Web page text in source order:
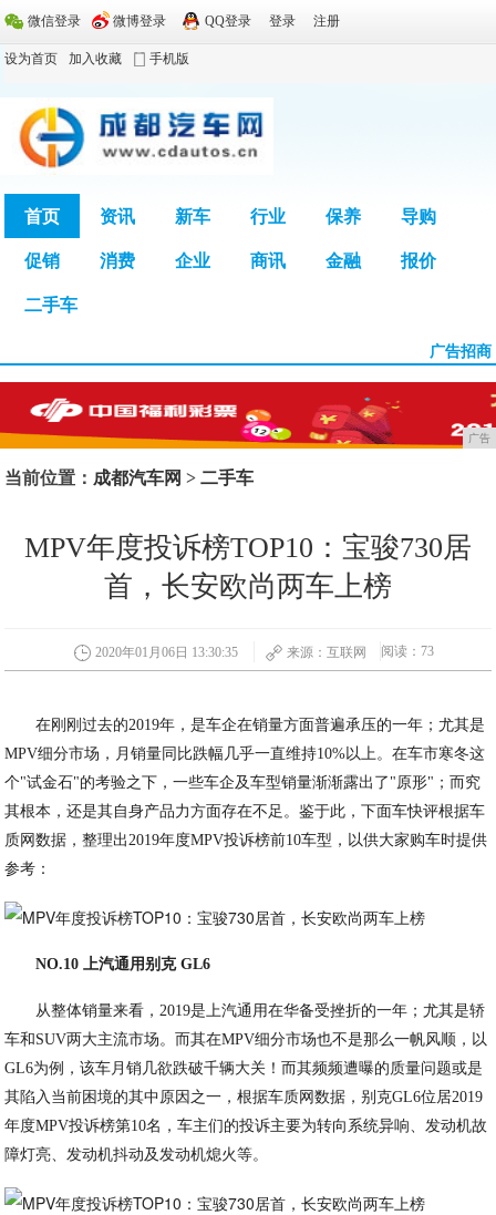
微信登录 微博登录 QQ登录 登录 注册
设为首页 加入收藏 手机版
首页 资讯 新车 行业 保养 导购
促销 消费 企业 商讯 金融 报价
二手车
广告招商
广告
当前位置： 成都汽车网 >二手车
MPV年度投诉榜TOP10：宝骏730居
首，长安欧尚两车上榜
2020年01月06日 13:30:35 来源：互联网 阅读：73
在刚刚过去的2019年，是车企在销量方面普遍承压的一年；尤其是
MPV细分市场，月销量同比跌幅几乎一直维持10%以上。在车市寒冬这
个"试金石"的考验之下，一些车企及车型销量渐渐露出了"原形"；而究
其根本，还是其自身产品力方面存在不足。鉴于此，下面车快评根据车
质网数据，整理出2019年度MPV投诉榜前10车型，以供大家购车时提供
参考：
NO.10 上汽通用别克 GL6
从整体销量来看，2019是上汽通用在华备受挫折的一年；尤其是轿
车和SUV两大主流市场。而其在MPV细分市场也不是那么一帆风顺，以
GL6为例，该车月销几欲跌破千辆大关！而其频频遭曝的质量问题或是
其陷入当前困境的其中原因之一，根据车质网数据，别克GL6位居2019
年度MPV投诉榜第10名，车主们的投诉主要为转向系统异响、发动机故
障灯亮、发动机抖动及发动机熄火等。